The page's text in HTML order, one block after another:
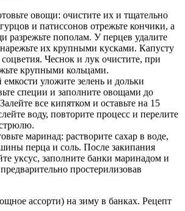
овощи: очистите их и тщательно
и патиссонов отрежьте кончики, а
разрежьте пополам. У перцев удалите
их крупными кусками. Капусту
соцветия. Чеснок и лук очистите, при
крупными кольцами.
уложите зелень и дольки
специи и заполните овощами до
все кипятком и оставьте на 15
воду, повторите процесс и перелите
маринад: растворите сахар в воде,
перца и соль. После закипания
уксус, заполните банки маринадом и
простерилизовав